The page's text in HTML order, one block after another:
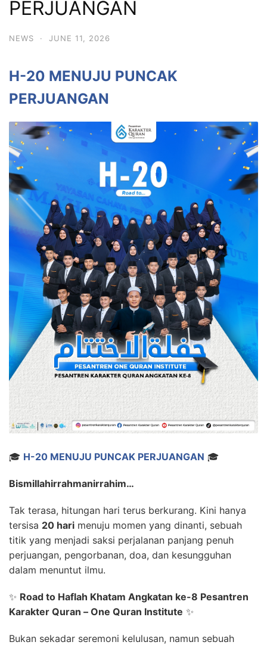
PERJUANGAN
NEWS · JUNE 11, 2026
H-20 MENUJU PUNCAK
PERJUANGAN
🎓 H-20 MENUJU PUNCAK PERJUANGAN 🎓
Bismillahirrahmanirrahim…
Tak terasa, hitungan hari terus berkurang. Kini hanya
tersisa 20 hari menuju momen yang dinanti, sebuah
titik yang menjadi saksi perjalanan panjang penuh
perjuangan, pengorbanan, doa, dan kesungguhan
dalam menuntut ilmu.
✨ Road to Haflah Khatam Angkatan ke-8 Pesantren
Karakter Quran – One Quran Institute ✨
Bukan sekadar seremoni kelulusan, namun sebuah